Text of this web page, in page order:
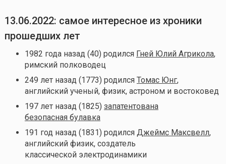
13.06.2022: самое интересное из хроники
прошедших лет
1982 года назад (40) родился Гней Юлий Агрикола,
римский полководец
249 лет назад (1773) родился Томас Юнг,
английский ученый, физик, астроном и востоковед
197 лет назад (1825) запатентована
безопасная булавка
191 год назад (1831) родился Джеймс Максвелл,
английский физик, создатель
классической электродинамики